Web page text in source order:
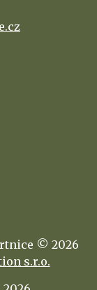
© 2026
s.r.o.